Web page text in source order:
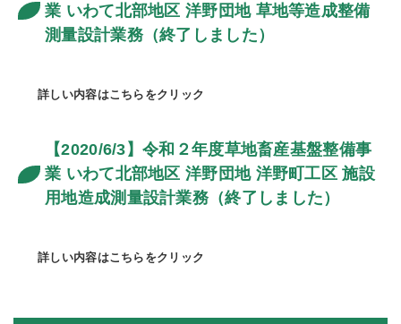
業 いわて北部地区 洋野団地 草地等造成整備
測量設計業務（終了しました）
詳しい内容はこちらをクリック
【2020/6/3】令和２年度草地畜産基盤整備事
業 いわて北部地区 洋野団地 洋野町工区 施設
用地造成測量設計業務（終了しました）
詳しい内容はこちらをクリック